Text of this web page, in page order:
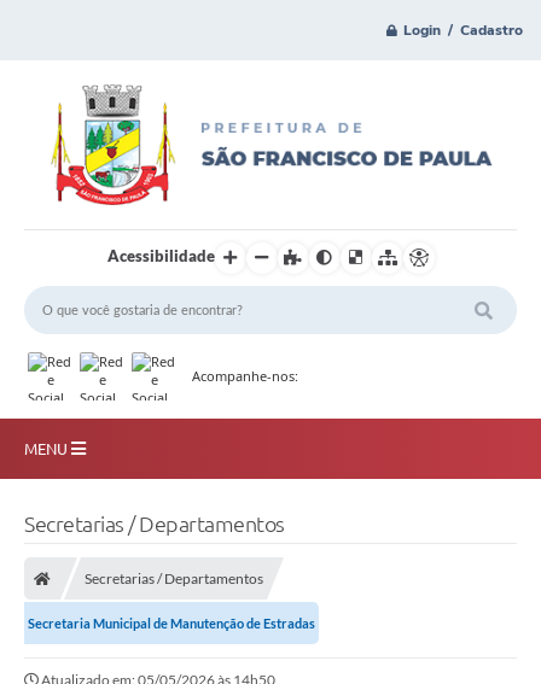
Login / Cadastro
Acessibilidade
Acompanhe-nos:
MENU
A Cidade
Secretarias / Departamentos
Secretarias / Departamentos
Secretaria Municipal de Manutenção de Estradas
Atualizado em: 05/05/2026 às 14h50